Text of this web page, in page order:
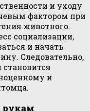
и уходу
фактором при
животного.
социализации,
и начать
Следовательно,
становится
и
рукам